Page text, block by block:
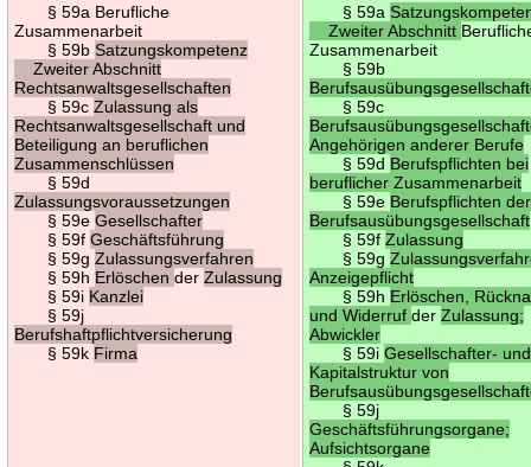
§ 59a Berufliche
Zusammenarbeit
§ 59bSatzungskompetenz
Zweiter Abschnitt
Rechtsanwaltsgesellschaften
§ 59cZulassung als
Rechtsanwaltsgesellschaft und
Beteiligung an beruflichen
Zusammenschlüssen
§ 59d
Zulassungsvoraussetzungen
§ 59eGesellschafter
§ 59fGeschäftsführung
§ 59gZulassungsverfahren
§ 59h ErlöschenderZulassung
§ 59i Kanzlei
§ 59j
Berufshaftpflichtversicherung
§ 59k Firma
§ 59a
Zweiter Abschnitt
Zusammenarbeit
§ 59b
§ 59c
Angehörigen anderer Berufe
§ 59d Berufspflichten bei
beruflicher Zusammenarbeit
§ 59e Berufspflichten der
Berufsausübungsgesellschaft
§ 59fZulassung
§ 59g
Anzeigepflicht
§ 59h Erlöschen,
und WiderrufderZulassung;
Abwickler
§ 59iGesellschafter- und
Kapitalstruktur von
§ 59j
Geschäftsführungsorgane;
Aufsichtsorgane